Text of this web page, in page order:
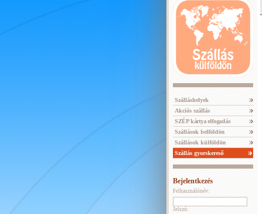
Szálláshelyek
Akciós szállás
SZÉP kártya elfogadás
Szállások belföldön
Szállások külföldön
Szállás gyorskereső
Bejelentkezés
Felhasználónév:
Jelszó: